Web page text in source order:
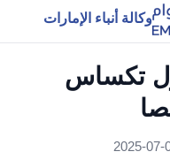
وكالة أنباء الإمارات
تكساس
2025-07-